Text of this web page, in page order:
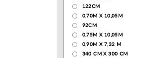
122СМ
0,70М Х 10,05М
92CM
0,75М Х 10,05М
0,90М Х 7,32 М
340 CM X 300 CM